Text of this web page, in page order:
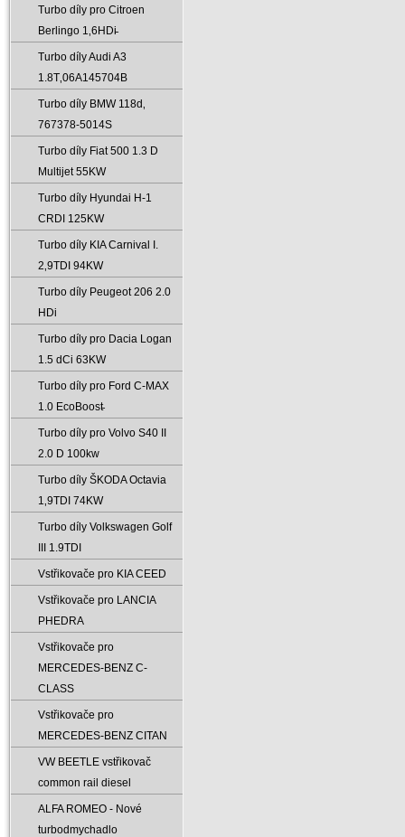
Turbo díly pro Citroen
Berlingo 1‚6HDi̵
Turbo díly Audi A3
1.8T‚06A145704B
Turbo díly BMW 118d‚
767378-5014S
Turbo díly Fiat 500 1.3 D
Multijet 55KW
Turbo díly Hyundai H-1
CRDI 125KW
Turbo díly KIA Carnival I.
2‚9TDI 94KW
Turbo díly Peugeot 206 2.0
HDi
Turbo díly pro Dacia Logan
1.5 dCi 63KW
Turbo díly pro Ford C-MAX
1.0 EcoBoost̵
Turbo díly pro Volvo S40 II
2.0 D 100kw
Turbo díly ŠKODA Octavia
1‚9TDI 74KW
Turbo díly Volkswagen Golf
III 1.9TDI
Vstřikovače pro KIA CEED
Vstřikovače pro LANCIA
PHEDRA
Vstřikovače pro
MERCEDES-BENZ C-
CLASS
Vstřikovače pro
MERCEDES-BENZ CITAN
VW BEETLE vstřikovač
common rail diesel
ALFA ROMEO - Nové
turbodmychadlo